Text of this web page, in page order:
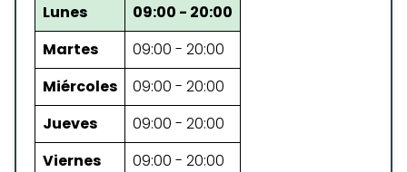
Lunes
09:00 - 20:00
Martes
09:00 - 20:00
Miércoles
09:00 - 20:00
Jueves
09:00 - 20:00
Viernes
09:00 - 20:00